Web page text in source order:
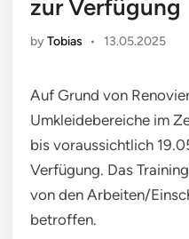
zur Verfügung
byTobias • 13.05.2025
Auf Grund von
Umkleidebereiche im
bis voraussichtlich
Verfügung. Das
von den Arbeiten/
betroffen.